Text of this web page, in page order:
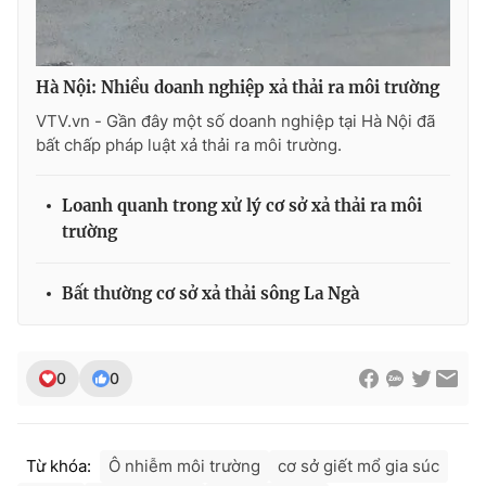
Theo dõi báo trên
Cơ quan báo chí:Thời báo VTV
Tổng Biên tập:
Tổng đài VTV: 024.38 355 931 - 024.38 355 932
Hà Nội: Nhiều doanh nghiệp xả thải ra môi trường
VTV.vn - Gần đây một số doanh nghiệp tại Hà Nội đã
bất chấp pháp luật xả thải ra môi trường.
Loanh quanh trong xử lý cơ sở xả thải ra môi
trường
Bất thường cơ sở xả thải sông La Ngà
0 0
Từ khóa: Ô nhiễm môi trường
cơ sở giết mổ gia súc